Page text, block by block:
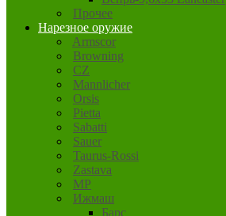
Прочее
Нарезное оружие
Armscor
Browning
CZ
Mannlicher
Orsis
Pietta
Sabatti
Sauer
Taurus-Rossi
Zastava
MP
Ижмаш
Барс